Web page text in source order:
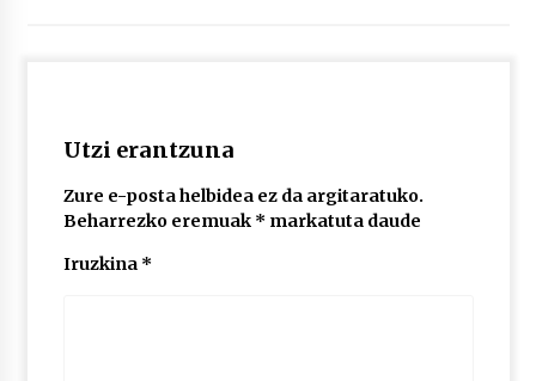
Utzi erantzuna
Zure e-posta helbidea ez da argitaratuko.
Beharrezko eremuak * markatuta daude
Iruzkina *